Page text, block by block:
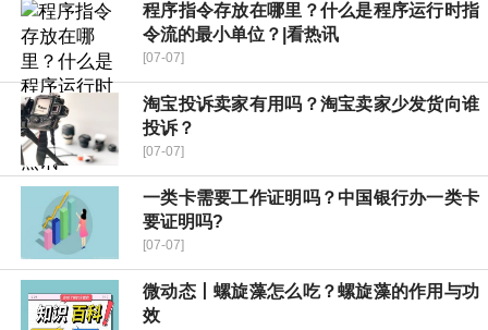
程序指令存放在哪里？什么是程序运行时指
令流的最小单位？|看热讯
[07-07]
淘宝投诉卖家有用吗？淘宝卖家少发货向谁
投诉？
[07-07]
一类卡需要工作证明吗？中国银行办一类卡
要证明吗?
[07-07]
微动态丨螺旋藻怎么吃？螺旋藻的作用与功
效